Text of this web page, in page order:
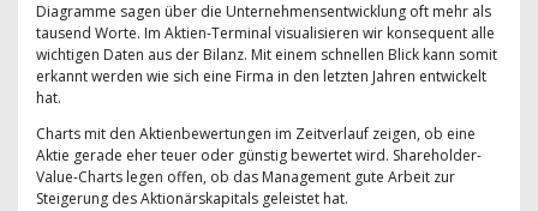
Diagramme sagen über die Unternehmensentwicklung oft mehr als
tausend Worte. Im Aktien-Terminal visualisieren wir konsequent alle
wichtigen Daten aus der Bilanz. Mit einem schnellen Blick kann somit
erkannt werden wie sich eine Firma in den letzten Jahren entwickelt
hat.
Charts mit den Aktienbewertungen im Zeitverlauf zeigen, ob eine
Aktie gerade eher teuer oder günstig bewertet wird. Shareholder-
Value-Charts legen offen, ob das Management gute Arbeit zur
Steigerung des Aktionärskapitals geleistet hat.